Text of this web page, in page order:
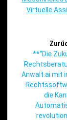
Virtuelle
Vorheriger
Beitrag:
**“Die
Anwalt.ai mit
die